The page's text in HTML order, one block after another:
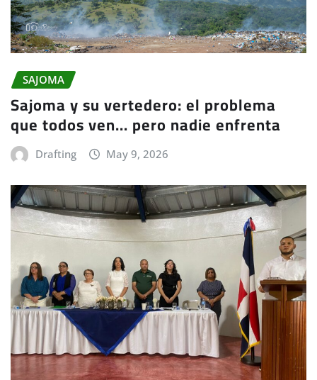
SAJOMA
Sajoma y su vertedero: el problema
que todos ven… pero nadie enfrenta
Drafting May 9, 2026